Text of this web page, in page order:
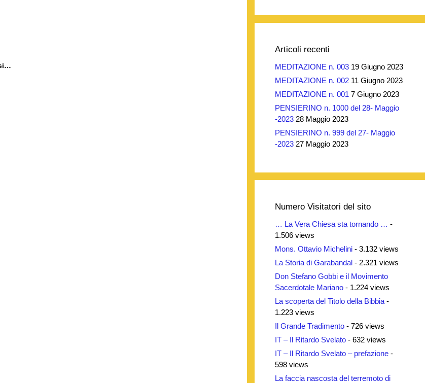
Articoli recenti
MEDITAZIONE n. 003 19 Giugno 2023
MEDITAZIONE n. 002 11 Giugno 2023
MEDITAZIONE n. 001 7 Giugno 2023
PENSIERINO n. 1000 del 28- Maggio
-2023 28 Maggio 2023
PENSIERINO n. 999 del 27- Maggio
-2023 27 Maggio 2023
Numero Visitatori del sito
… La Vera Chiesa sta tornando … -
1.506 views
Mons. Ottavio Michelini - 3.132 views
La Storia di Garabandal - 2.321 views
Don Stefano Gobbi e il Movimento
Sacerdotale Mariano - 1.224 views
La scoperta del Titolo della Bibbia -
1.223 views
Il Grande Tradimento - 726 views
IT – Il Ritardo Svelato - 632 views
IT – Il Ritardo Svelato – prefazione -
598 views
La faccia nascosta del terremoto di